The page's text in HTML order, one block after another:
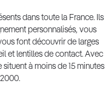
dans toute la France. Ils
personnalisés, vous
font découvrir de larges
et lentilles de contact. Avec
situent à moins de 15 minutes